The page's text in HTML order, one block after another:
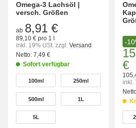
Omega-3 Lachsöl |
versch. Größen
ab 8,91 €
89,10 € pro 1 l
inkl. 19% USt. zzgl. Versand
Netto: 7,49 €
Sofort verfügbar
wählen
100ml
100ml 250ml
250ml
500ml
500ml 1L
1L
5L
5L
-
€
inkl.